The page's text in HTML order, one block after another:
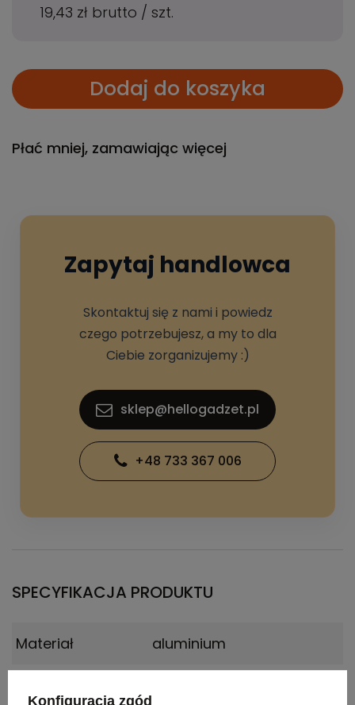
19,43 zł brutto / szt.
Dodaj do koszyka
Płać mniej, zamawiając więcej
Zapytaj handlowca
Skontaktuj się z nami i powiedz
czego potrzebujesz, a my to dla
Ciebie zorganizujemy :)
sklep@hellogadzet.pl
+48 733 367 006
SPECYFIKACJA PRODUKTU
Materiał aluminium
Konfiguracja zgód